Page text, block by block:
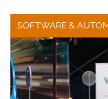
SOFTWARE &